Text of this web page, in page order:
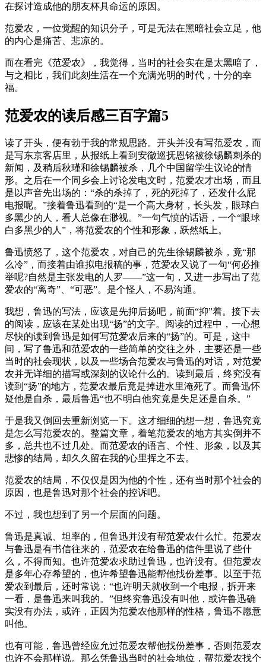
在探讨造成他的朋友杯具命运的原因。
范爱农，一位觉醒的知识分子，可是无法在黑暗社会立足，他
的内心是痛苦、悲凉的。
而在看完《范爱农》，我觉得，当时的社会实在是太黑暗了，
与之相比，我们此刻生活在一个充满光明的时代，十分的幸
福。
范爱农的读后感三百字篇5
读了开头，便有勃于我的常规思路。开头并没有写范爱农，而
是写东京客店里，从报纸上看到安徽巡抚恩铭被徐锡麟刺杀的
新闻，及稍后秋瑾和徐锡麟被杀，几个中国留学生议论的情
形。之后在一个同乡会上讨论发电文时，范爱农才出场，而且
是以声音先出场的：“杀的杀掉了，死的死掉了，还发什么屁
电报呢。”接着鲁迅看到的“是一个高大身材，长头发，眼球白
多黑少的人，看人总像在渺视。”一句气愤的话语，一个“眼球
白多黑少的人”，将范爱农的个性和形象，跃然纸上。
鲁迅愤怒了，这个范爱农，对自己的先生徐锡麟被杀，竟“那
么冷”，而接着由谁拟电报稿的事，范爱农又说了一句“何必推
举呢?自然是主张发电的人罗——”这一句，又进一步写出了范
爱农的“离奇”、“可恶”。是个怪人，不易沟通。
我想，鲁迅的写法，应该是先抑后扬吧，前面“抑”着。接下去
的阅读，应该在某处出现“扬”的文字。阅读的过程中，一心想
尽快的读到鲁迅是如何写范爱农后来的“扬”的。可是，这中
间，写了鲁迅和范爱农的一些简单的交往之外，主要还是一些
当时的社会现状，以及一些场合范爱农与鲁迅的对话，对范爱
农并无详细的描写或深刻的议论什么的。读到最后，终究没有
读到“扬”的地方，范爱农最后竟是掉进水里淹死了。而鲁迅怀
疑他是自杀，最后鲁迅“也不明白他究竟是失足还是自杀。”
于是我又倒回去重新浏览一下。这才细细的想一想，鲁迅究竟
是怎么写范爱农的。整篇文章，着笔范爱农的地方其实倒并不
多，总共也不过几处。而范爱农的语言、个性、形象，以及其
悲惨的结局，却久久留在我的心里挥之不去。
范爱农的结局，不仅仅是因为他的个性，还有当时那个社会的
原因，也是鲁迅对那个社会的控诉吧。
不过，我也想到了另一个层面的问题。
鲁迅是真诚、坦率的，但鲁迅并没有帮范爱农什么忙。范爱农
与鲁迅是有书信往来的，范爱农在给鲁迅的信件里说了些什
么，不得而知。也许范爱农求助过鲁迅，也许没有。但范爱农
是多年心存希望的，也许希望鲁迅能帮他找份差事。以至于范
爱农到最后，还时常说：“也许明天就收到一个电报，拆开来
一看，是鲁迅来叫我的。”但终究鲁迅没有叫他，或许鲁迅确
实没有办法，或许，正因为范爱农他那样的性格，鲁迅不愿意
叫他。
也有可能，鲁迅曾经应允过范爱农帮他找份差事，否则范爱农
也许不会那样说。那么凭鲁迅当时的社会地位，帮范爱农找个